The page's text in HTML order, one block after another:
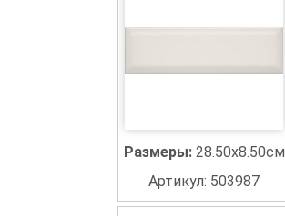
Размеры: 28.50x8.50см
Артикул: 503987